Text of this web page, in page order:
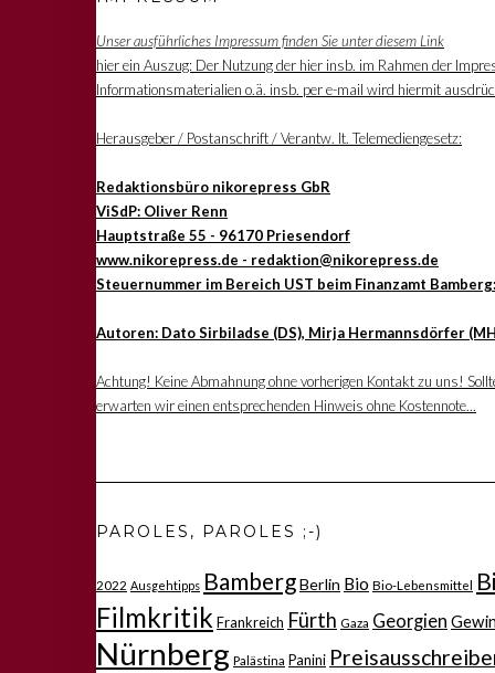
Unser ausführliches Impressum finden Sie unter diesem Link
hier ein Auszug: Der Nutzung der hier insb. im Rahmen der
Informationsmaterialien o.ä. insb. per e-mail wird hiermit
Herausgeber / Postanschrift / Verantw. lt. Telemediengesetz:
Redaktionsbüro nikorepress GbR
ViSdP: Oliver Renn
Hauptstraße 55 - 96170 Priesendorf
www.nikorepress.de - redaktion@nikorepress.de
Steuernummer im Bereich UST beim Finanzamt
Autoren: Dato Sirbiladse (DS), Mirja Hermannsdörfer
Achtung! Keine Abmahnung ohne vorherigen Kontakt zu uns!
erwarten wir einen entsprechenden Hinweis ohne Kostennote...
PAROLES, PAROLES ;-)
2022 Ausgehtipps BambergBerlin Bio Bio-Lebensmittel
Filmkritik Frankreich Fürth Gaza Georgien
Nürnberg Palästina Panini